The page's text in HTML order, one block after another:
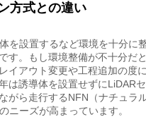
方式との違い
を設置するなど環境を十分に
す。もし環境整備が不十分だ
イアウト変更や工程追加の度
は誘導体を設置せずにLiDAR
がら走行するNFN（ナチュラ
ニーズが高まっています。